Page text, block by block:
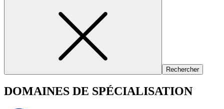
DOMAINES DE SPÉCIALISATION